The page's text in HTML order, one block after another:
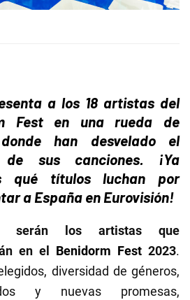
a los 18 artistas del
Fest en una rueda de
han desvelado el
de sus canciones. ¡Ya
qué títulos luchan por
a España en Eurovisión!
serán los artistas que
en el Benidorm Fest 2023.
diversidad de géneros,
y nuevas promesas,